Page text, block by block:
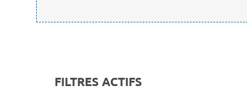
FILTRES ACTIFS